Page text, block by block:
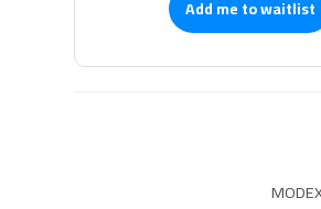
Add me to waitlist